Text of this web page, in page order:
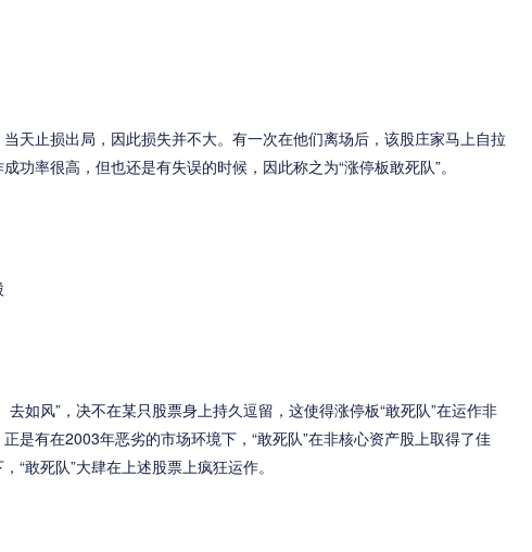
止损出局，因此损失并不大。有一次在他们离场后，该股庄家马上自拉
功率很高，但也还是有失误的时候，因此称之为“涨停板敢死队”。
如风”，决不在某只股票身上持久逗留，这使得涨停板“敢死队”在运作非
是有在2003年恶劣的市场环境下，“敢死队”在非核心资产股上取得了佳
“敢死队”大肆在上述股票上疯狂运作。